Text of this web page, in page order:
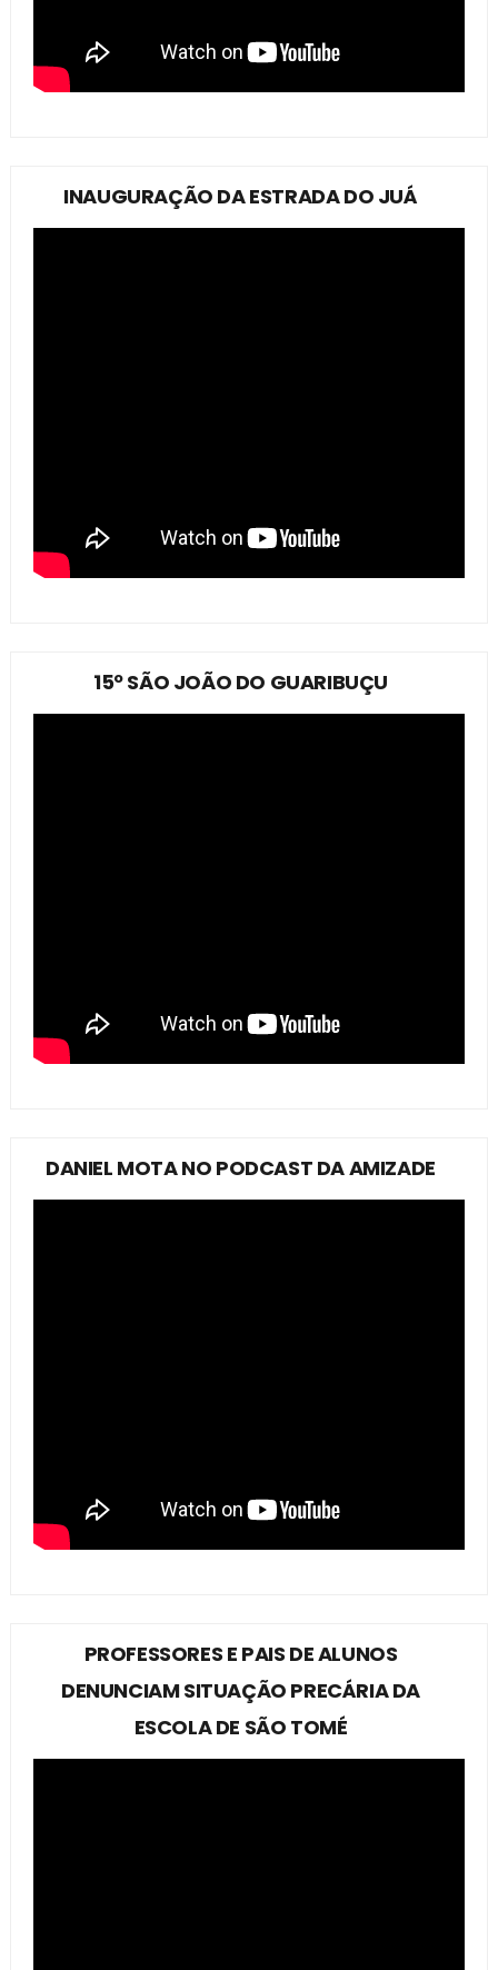
INAUGURAÇÃO DA ESTRADA DO JUÁ
15º SÃO JOÃO DO GUARIBUÇU
DANIEL MOTA NO PODCAST DA AMIZADE
PROFESSORES E PAIS DE ALUNOS
DENUNCIAM SITUAÇÃO PRECÁRIA DA
ESCOLA DE SÃO TOMÉ